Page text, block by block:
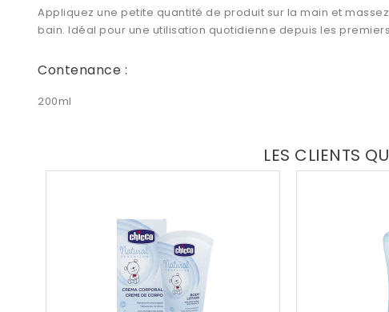
Appliquez une petite quantité de produit sur la main et
bain. Idéal pour une utilisation quotidienne depuis les
Contenance :
200ml
LES CLIENTS